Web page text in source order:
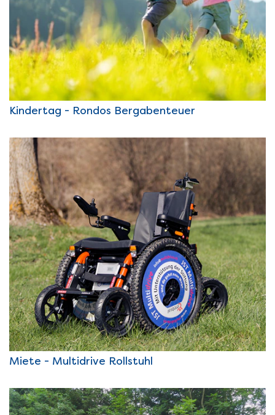
Kindertag - Rondos Bergabenteuer
Miete - Multidrive Rollstuhl